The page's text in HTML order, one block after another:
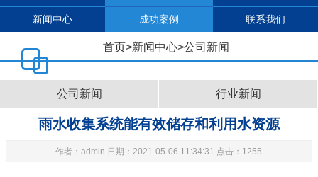
新闻中心 成功案例 联系我们
首页>新闻中心>公司新闻
公司新闻 行业新闻
雨水收集系统能有效储存和利用水资源
作者：admin 日期：2021-05-06 11:34:31 点击：1255